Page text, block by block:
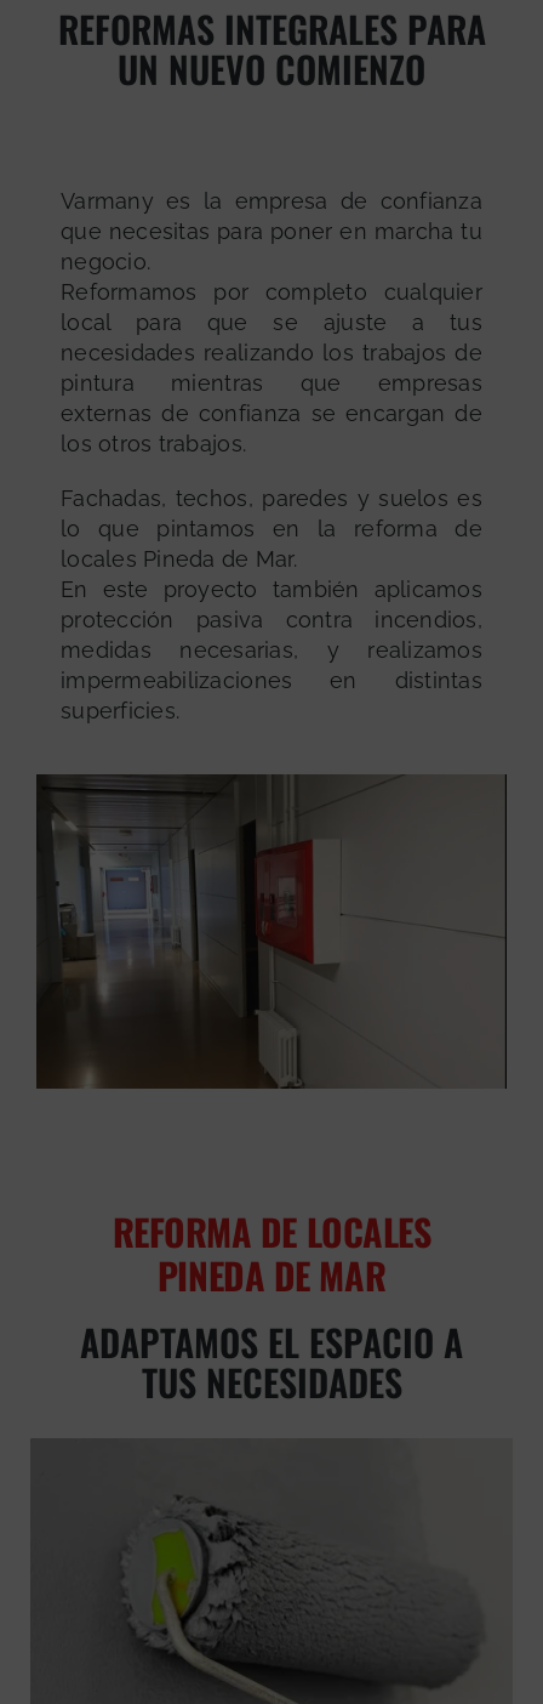
REFORMAS INTEGRALES PARA
UN NUEVO COMIENZO
Varmany es la empresa de confianza
que necesitas para poner en marcha tu
negocio.
Reformamos por completo cualquier
local para que se ajuste a tus
necesidades realizando los trabajos de
pintura mientras que empresas
externas de confianza se encargan de
los otros trabajos.
Fachadas, techos, paredes y suelos es
lo que pintamos en la reforma de
locales Pineda de Mar.
En este proyecto también aplicamos
protección pasiva contra incendios,
medidas necesarias, y realizamos
impermeabilizaciones en distintas
superficies.
REFORMA DE LOCALES
PINEDA DE MAR
ADAPTAMOS EL ESPACIO A
TUS NECESIDADES